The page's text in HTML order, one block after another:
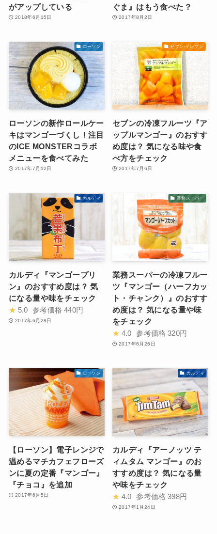
がアップしている
2018年6月15日
ぐま』はもう食べた？
2017年8月2日
ローソン
ローソンの新作ロールケー
キはマンゴーづくし！注目
のICE MONSTERコラボ
メニューを食べてみた
2017年7月12日
セブン-イレブン
セブンの冷凍フルーツ『ア
ップルマンゴー』のおすす
め度は？ 気になる味や食
べ方をチェック
2017年7月6日
カルディ
カルディ『マンゴープリ
ン』のおすすめ度は？ 気
になる量や味をチェック
★ 5.0 参考価格 440円
2017年6月28日
業務スーパー
業務スーパーの冷凍フルー
ツ『マンゴー（ハーフカッ
ト・チャンク）』のおすす
め度は？ 気になる量や味
をチェック
★ 4.0 参考価格 320円
2017年6月26日
ローソン
【ローソン】電子レンジで
温めるマチカフェフローズ
ンに夏の定番『マンゴー』
『チョコ』を追加
2017年6月5日
カルディ
カルディ『アーノッツ テ
ィムタム マンゴー』のお
すすめ度は？ 気になる量
や味をチェック
★ 4.0 参考価格 398円
2017年1月24日